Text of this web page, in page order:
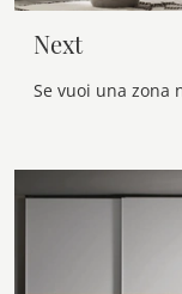
Next